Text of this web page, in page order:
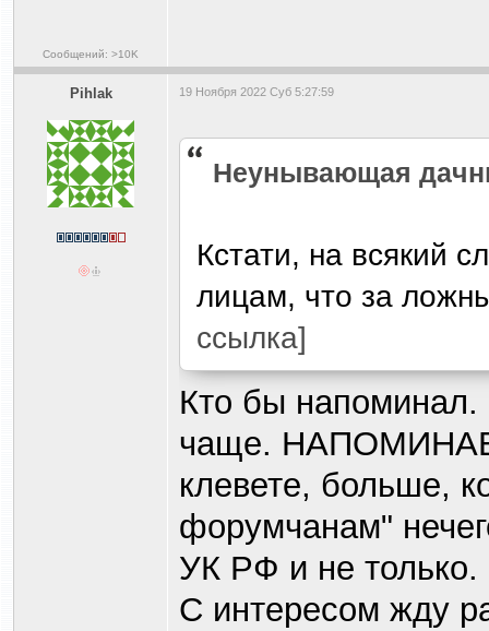
Сообщений: >10K
Pihlak 19 Ноября 2022 Суб 5:27:59
Heyнывaющая
Кстати, на всякий
лицам, что за
ссылка]
Кто бы напоминал.
чаще.
клевете, больше,
форумчанам"
УК РФ и не только.
С интересом жду